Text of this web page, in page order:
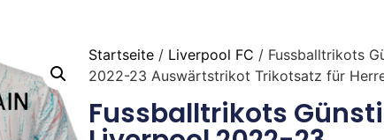
Startseite / Liverpool FC / Fussballtrikots
2022-23 Auswärtstrikot Trikotsatz für
Fussballtrikots